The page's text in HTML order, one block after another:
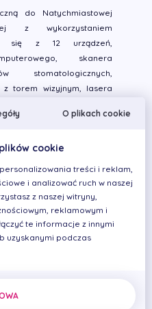
do Natychmiastowej
z wykorzystaniem
się z 12 urządzeń,
skanera
stomatologicznych,
z torem wizyjnym, lasera
tymczasowych do
separatora
HCG jesteśmy w
czynniki wzrostu
procesy gojenia się ran i
zdolności gojące
CGF z powodzeniem
w protokole
w implantologii dzięki
O plikach cookie
cookie
treści i reklam,
i analizować ruch w naszej
z naszej witryny,
reklamowym i
te informacje z innymi
uzyskanymi podczas